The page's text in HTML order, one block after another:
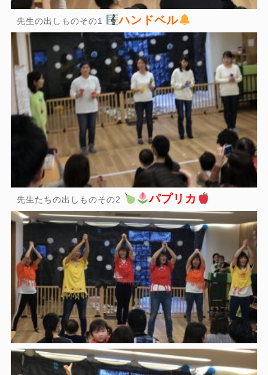
先生の出しものその1 ハンドベル
先生たちの出しものその2 パプリカ